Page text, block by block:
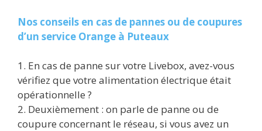
Nos conseils en cas de pannes ou de coupures
d’un service Orange à Puteaux
1. En cas de panne sur votre Livebox, avez-vous
vérifiez que votre alimentation électrique était
opérationnelle ?
2. Deuxièmement : on parle de panne ou de
coupure concernant le réseau, si vous avez un